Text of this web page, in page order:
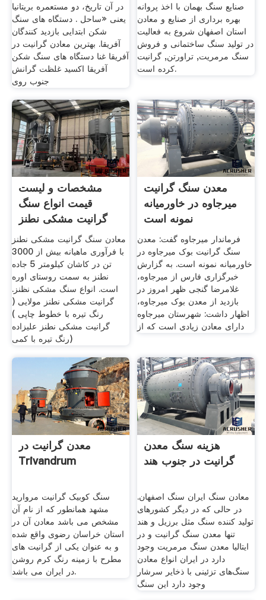
در آن تاریخ، دو مستعمره بریتانیا
یعنی «ساحل . دستگاه های سنگ
شکن ابتدایی بازدید کنندگان
آفریقا. بهترین معادن گرانیت در
آفریقا غنا دستگاه های سنگ شکن
آفریقا اکسید غلظت گرانش
جنوب روی
صنایع سنگ بهمان با اخذ پروانه
بهره برداری از صنایع و معادن
استان اصفهان شروع به فعالیت
در تولید سنگ ساختمانی و فروش
سنگ مرمریت, تراورتن, گرانیت
کرده است.
مشخصات و لیست
قیمت انواع سنگ
گرانیت مشکی نطنز
قیمت و
معادن سنگ گرانیت مشکی نطنز
با فرآوری ماهیانه بیش از 3000
تن در کاشان کیلومتر 5 جاده
نطنز به سمت روستای اوره
است. انواع سنگ مشکی نظنز.
گرانیت مشکی نطنز مولایی (
رنگ تیره با خطوط چاپی )
گرانیت مشکی نطنز علیزاده
(رنگ تیره با کمی
معدن سنگ گرانیت
میرجاوه در خاورمیانه
نمونه است
فرماندار میرجاوه گفت: معدن
سنگ گرانیت بوک میرجاوه در
خاورمیانه نمونه است. به گزارش
خبرگزاری فارس از میرجاوه،
غلامرضا گنجی ظهر امروز در
بازدید از معدن بوک میرجاوه،
اظهار داشت: شهرستان میرجاوه
دارای معادن زیادی است که از
معدن گرانیت در
Trivandrum
سنگ کوبیک گرانیت مروارید
مشهد همانطور که از نام آن
مشخص می باشد معادن آن در
استان خراسان رضوی واقع شده
و به عنوان یکی از گرانیت های
مطرح با زمینه رنگ کرم روشن
در ایران می باشد.
هزینه سنگ معدن
گرانیت در جنوب هند
معادن سنگ ایران سنگ اصفهان.
در حالی که در دیگر کشور‌های
تولید کننده سنگ مثل برزیل و هند
تنها معدن سنگ گرانیت و در
ایتالیا معدن سنگ مرمریت وجود
دارد در ایران انواع معادن
سنگ‌های تزئینی با ذخایر سرشار
وجود دارد این سنگ